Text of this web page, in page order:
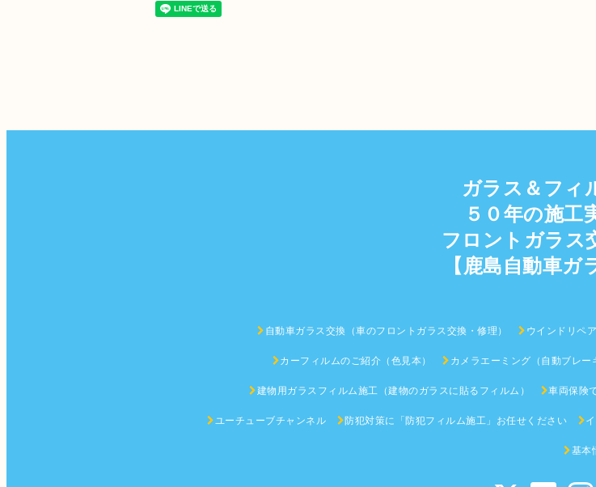
ガラス＆フィ
５０年の施工
フロントガラス
【鹿島自動車ガ
自動車ガラス交換（車のフロントガラス交換・修理） ウインドリペ
カーフィルムのご紹介（色見本） カメラエーミング（自動ブレー
建物用ガラスフィルム施工（建物のガラスに貼るフィルム） 車両保険
ユーチューブチャンネル 防犯対策に「防犯フィルム施工」お任せください
基本